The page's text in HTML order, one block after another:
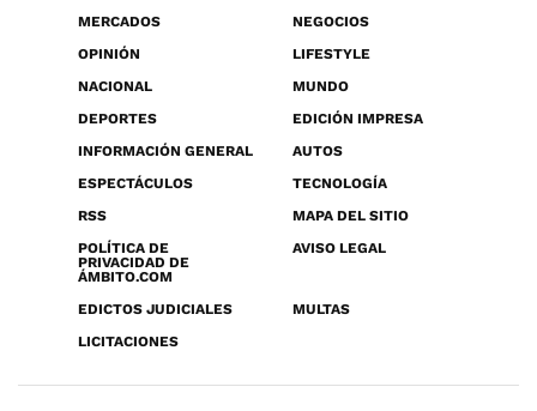
MERCADOS
NEGOCIOS
OPINIÓN
LIFESTYLE
NACIONAL
MUNDO
DEPORTES
EDICIÓN IMPRESA
INFORMACIÓN GENERAL
AUTOS
ESPECTÁCULOS
TECNOLOGÍA
RSS
MAPA DEL SITIO
POLÍTICA DE
PRIVACIDAD DE
ÁMBITO.COM
AVISO LEGAL
EDICTOS JUDICIALES
MULTAS
LICITACIONES